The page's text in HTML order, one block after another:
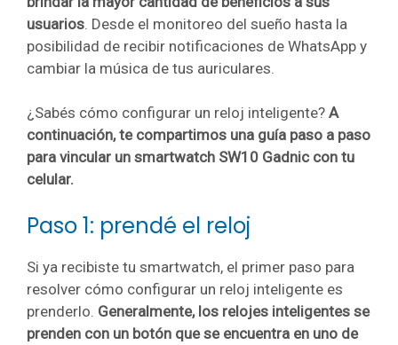
usuarios. Desde el monitoreo del sueño hasta la
posibilidad de recibir notificaciones de WhatsApp y
cambiar la música de tus auriculares.
¿Sabés cómo configurar un reloj inteligente? A
continuación, te compartimos una guía paso a paso
para vincular un smartwatch SW10 Gadnic con tu
celular.
Paso 1: prendé el reloj
Si ya recibiste tu smartwatch, el primer paso para
resolver cómo configurar un reloj inteligente es
prenderlo. Generalmente, los relojes inteligentes se
prenden con un botón que se encuentra en uno de